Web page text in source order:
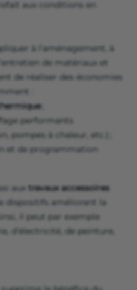
aux conditions en
à l’aménagement, à
de matériaux et
de réaliser des économies
:
;
performants
pompes à chaleur, etc.) ;
et de programmation
aux travaux accessoires
dispositifs améliorant la
il peut par exemple
d’électricité, de peinture,